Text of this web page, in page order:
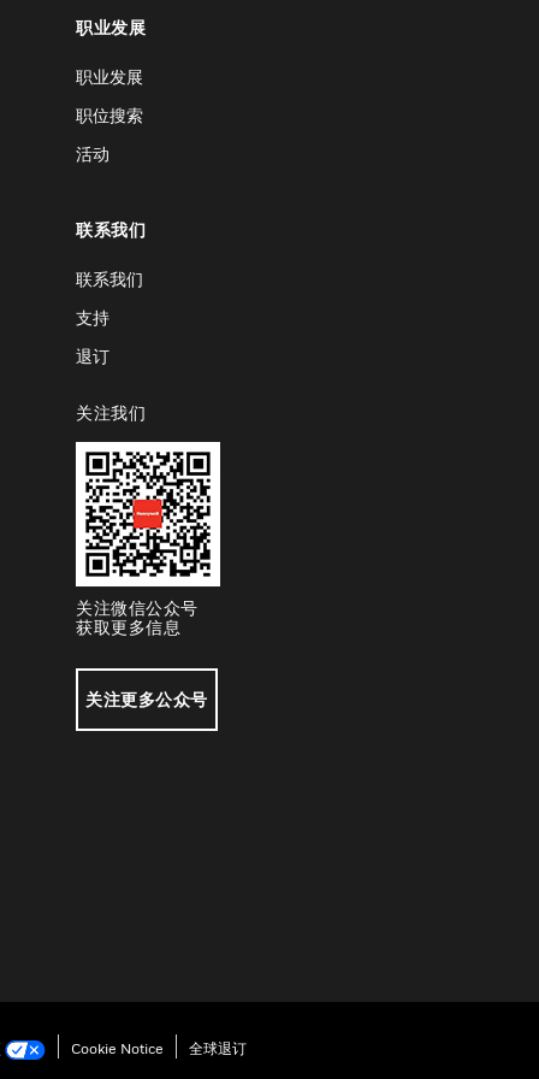
职业发展
职业发展
职位搜索
活动
联系我们
联系我们
支持
退订
关注我们
关注微信公众号
获取更多信息
关注更多公众号
Cookie Notice 全球退订